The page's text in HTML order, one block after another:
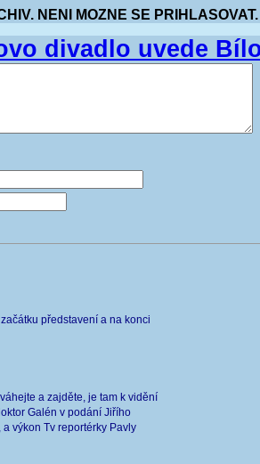
NENI MOZNE SE PRIHLASOVAT.
divadlo uvede
představení a na konci
a zajděte, je tam k vidění
Galén v podání Jiřího
výkon Tv reportérky Pavly